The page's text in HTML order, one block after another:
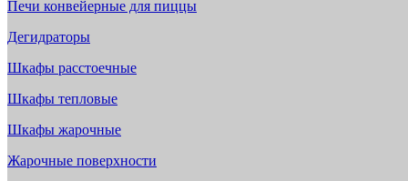
Печи конвейерные для пиццы
Дегидраторы
Шкафы расстоечные
Шкафы тепловые
Шкафы жарочные
Жарочные поверхности